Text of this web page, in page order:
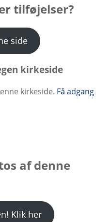
tilføjelser?
side
kirkeside
kirkeside. Få adgang
af denne
Klik her